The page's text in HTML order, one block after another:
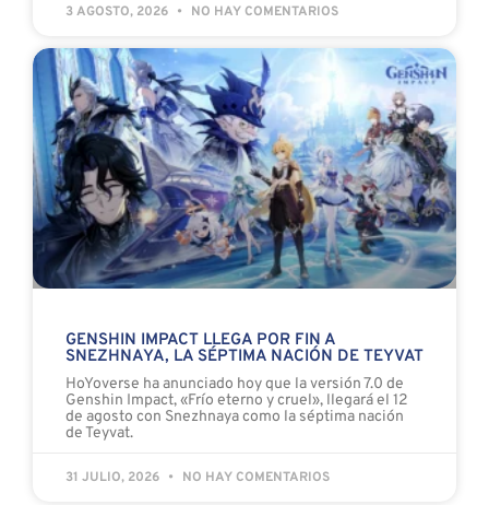
3 AGOSTO, 2026 NO HAY COMENTARIOS
GENSHIN IMPACT LLEGA POR FIN A
SNEZHNAYA, LA SÉPTIMA NACIÓN DE TEYVAT
HoYoverse ha anunciado hoy que la versión 7.0 de
Genshin Impact, «Frío eterno y cruel», llegará el 12
de agosto con Snezhnaya como la séptima nación
de Teyvat.
31 JULIO, 2026 NO HAY COMENTARIOS